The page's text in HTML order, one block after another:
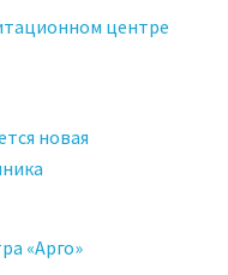
центре
новая
«Арго»